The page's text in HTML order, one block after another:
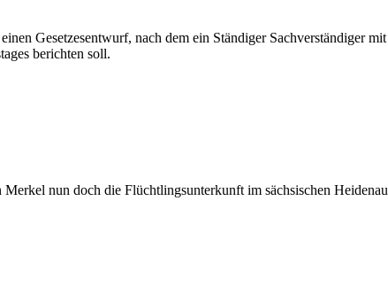
Gesetzesentwurf, nach dem ein Ständiger Sachverständiger
berichten soll.
nun doch die Flüchtlingsunterkunft im sächsischen